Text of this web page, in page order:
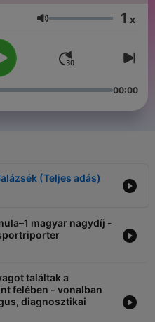
Lautstärke 1 x
00:00
(Teljes adás)
magyar nagydíj -
találtak a
felében - vonalban
diagnosztikai